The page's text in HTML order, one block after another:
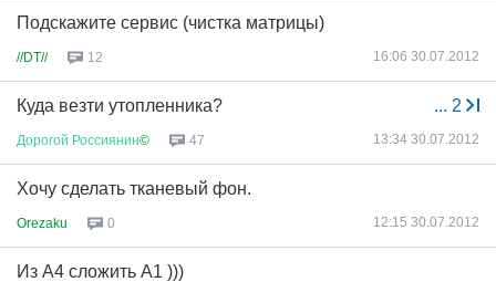
Подскажите сервис (чистка матрицы)
//DT// 12 16:06 30.07.2012
... 2
Куда везти утопленника?
Дорогой Россиянин© 47 13:34 30.07.2012
Хочу сделать тканевый фон.
Orezaku 0 12:15 30.07.2012
Из А4 сложить А1 )))